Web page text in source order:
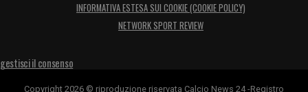
INFORMATIVA ESTESA SUI COOKIE (COOKIE POLICY)
NETWORK SPORT REVIEW
gestisci il consenso
Copyright 2026 © riproduzione riservata Calcio News 24 -Registro